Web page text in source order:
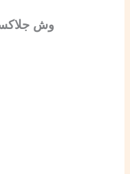
وش جلاكسي